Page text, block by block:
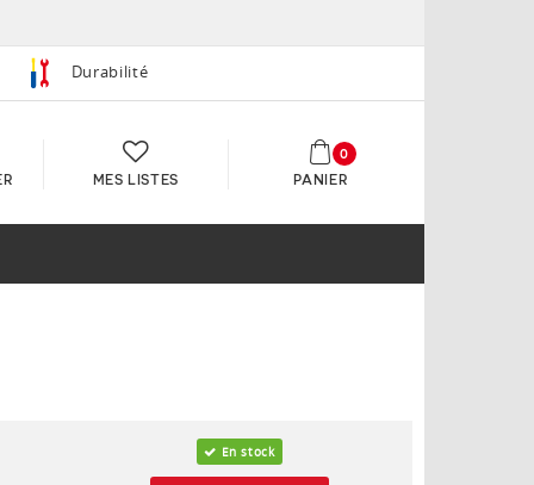
Durabilité
MES LISTES PANIER
0
En stock